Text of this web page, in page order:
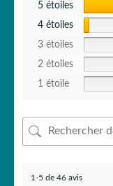
5 étoiles
4 étoiles
3 étoiles
2 étoiles
1 étoile
1-5 de 46 avis